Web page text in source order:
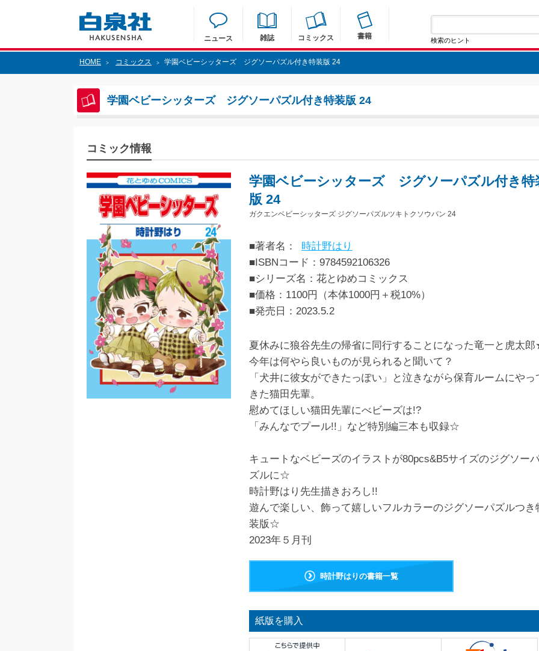
ニュース 雑誌 コミックス 書籍 検索のヒント
HOME > コミックス > 学園ベビーシッターズ ジグソーパズル付き特装版 24
学園ベビーシッターズ ジグソーパズル付き特装版 24
コミック情報
学園ベビーシッターズ ジグソーパズル付き特
版 24
ガクエンベビーシッターズ ジグソーパズルツキトクソウバン 24
■著者名：
時計野はり
■ISBNコード：9784592106326
■シリーズ名：花とゆめコミックス
■価格：1100円（本体1000円＋税10%）
■発売日： 2023.5.2
夏休みに狼谷先生の帰省に同行することになった竜一と虎太
今年は何やら良いものが見られると聞いて？
「犬井に彼女ができたっぽい」と泣きながら保育ルームにやっ
きた猫田先輩。
慰めてほしい猫田先輩にべビーズは!?
「みんなでプール!!」など特別編三本も収録☆
キュートなベビーズのイラストが80pcs&B5サイズのジグソー
ズルに☆
時計野はり先生描きおろし!!
遊んで楽しい、飾って嬉しいフルカラーのジグソーパズルつき
装版☆
2023年５月刊
時計野はりの書籍一覧
紙版を購入